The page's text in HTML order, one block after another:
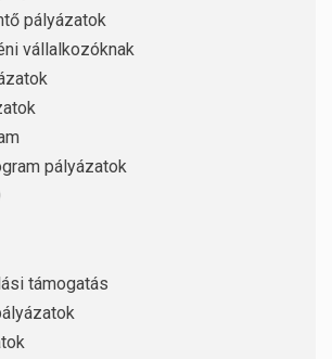
pályázatok
vállalkozóknak
pályázatok
támogatás